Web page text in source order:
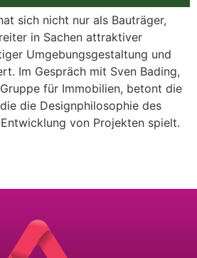
sich nicht nur als Bauträger,
in Sachen attraktiver
Umgebungsgestaltung und
Im Gespräch mit Sven Bading,
für Immobilien, betont die
die Designphilosophie des
von Projekten spielt.